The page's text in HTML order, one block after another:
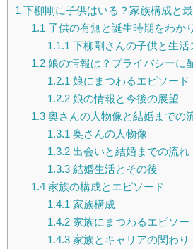
1 下柳剛に子供はいる？家族構成と
1.1 子供の有無と誕生時期をわか
1.1.1 下柳剛さんの子供と生活
1.2娘の情報は？プライバシーに
1.2.1 娘にまつわるエピソード
1.2.2娘の情報と今後の展望
1.3奥さんの人物像と結婚までの
1.3.1 奥さんの人物像
1.3.2出会いと結婚までの流れ
1.3.3結婚生活とその後
1.4家族の構成とエピソード
1.4.1 家族構成
1.4.2家族にまつわるエピソー
1.4.3家族とキャリアの関わり